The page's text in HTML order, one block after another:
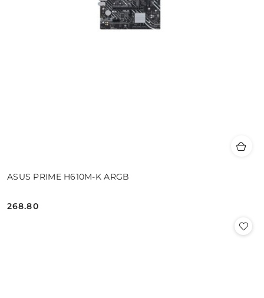
ASUS PRIME H610M-K ARGB
Cena:
268.80